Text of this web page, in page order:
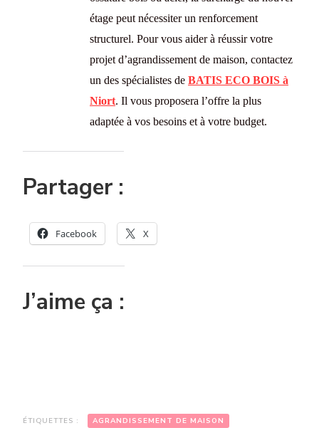
étage peut nécessiter un renforcement
structurel. Pour vous aider à réussir votre
projet d’agrandissement de maison, contactez
un des spécialistes de BATIS ECO BOIS à
Niort. Il vous proposera l’offre la plus
adaptée à vos besoins et à votre budget.
Partager :
Facebook X
J’aime ça :
ÉTIQUETTES : AGRANDISSEMENT DE MAISON